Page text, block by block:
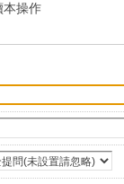
本操作